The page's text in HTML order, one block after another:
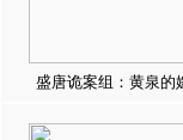
盛唐诡案组：黄泉的